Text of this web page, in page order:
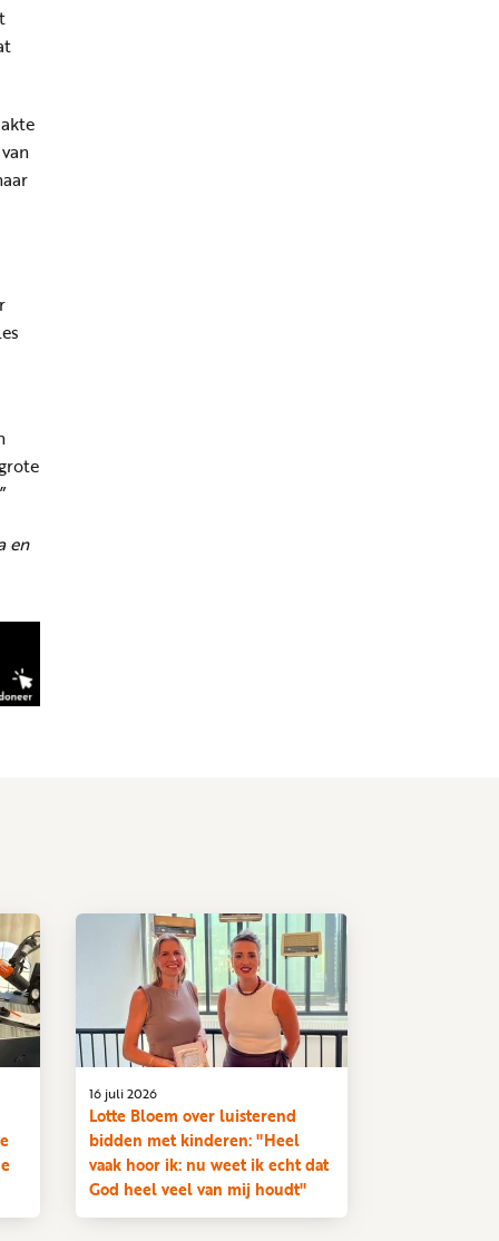
en
Lotte Bloem over luisterend
bidden met kinderen: "Heel
vaak hoor ik: nu weet ik echt dat
God heel veel van mij houdt"
16 juli 2026